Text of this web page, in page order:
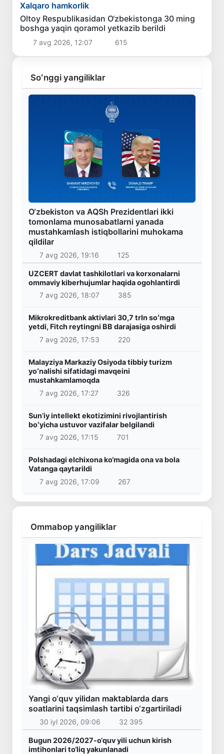
Xalqaro hamkorlik
Oltoy Respublikasidan O‘zbekistonga 30 ming
boshga yaqin qoramol yetkazib berildi
7 avg 2026, 12:07 615
Soʻnggi yangiliklar
O‘zbekiston va AQSh Prezidentlari ikki
tomonlama munosabatlarni yanada
mustahkamlash istiqbollarini muhokama
qildilar
7 avg 2026, 19:16 125
UZCERT davlat tashkilotlari va korxonalarni
ommaviy kiberhujumlar haqida ogohlantirdi
7 avg 2026, 18:07
385
Mikrokreditbank aktivlari 30,7 trln soʻmga
yetdi, Fitch reytingni BB darajasiga oshirdi
7 avg 2026, 17:53
220
Malayziya Markaziy Osiyoda tibbiy turizm
yoʻnalishi sifatidagi mavqeini
mustahkamlamoqda
7 avg 2026, 17:27
326
Sunʼiy intellekt ekotizimini rivojlantirish
boʻyicha ustuvor vazifalar belgilandi
7 avg 2026, 17:15
701
Polshadagi elchixona ko‘magida ona va bola
Vatanga qaytarildi
7 avg 2026, 17:09
267
Ommabop yangiliklar
Yangi o‘quv yilidan maktablarda dars
soatlarini taqsimlash tartibi o‘zgartiriladi
30 iyl 2026, 09:06 32 395
Bugun 2026/2027-o‘quv yili uchun kirish
imtihonlari to‘liq yakunlanadi